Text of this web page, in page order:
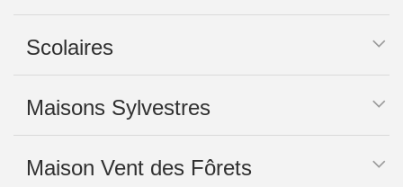
Scolaires
Maisons Sylvestres
Maison Vent des Fôrets